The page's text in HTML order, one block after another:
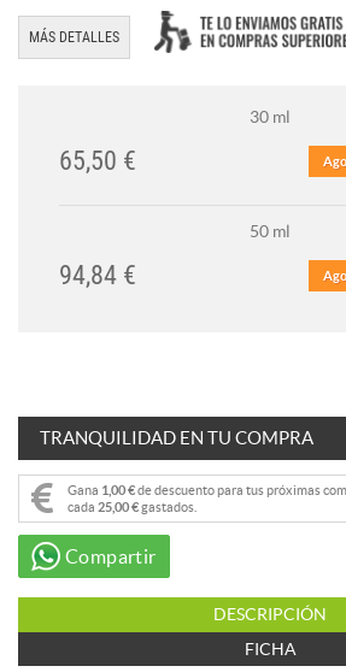
MÁS DETALLES
30 ml
65,50 €
50 ml
94,84 €
TRANQUILIDAD EN TU COMPRA
Gana 1,00 €de descuento para tus próximas
cada 25,00 €gastados.
Compartir
DESCRIPCIÓN
FICHA